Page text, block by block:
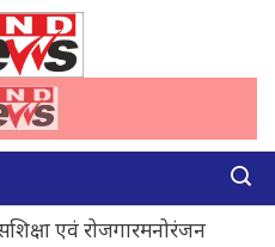
शिक्षा एवं रोजगारमनोरंजन